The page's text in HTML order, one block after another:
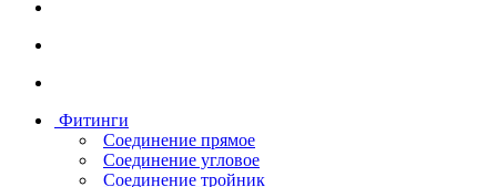
Фитинги
Соединение прямое
Соединение угловое
Соединение тройник